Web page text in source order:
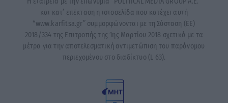
και κατ’ επέκταση η ιστοσελίδα που κατέχει αυτή
“www.karfitsa.gr” συμμορφώνονται με τη Σύσταση (ΕΕ)
2018/334 της Επιτροπής της 1ης Μαρτίου 2018 σχετικά με τα
μέτρα για την αποτελεσματική αντιμετώπιση του παράνομου
περιεχομένου στο διαδίκτυο (L 63).